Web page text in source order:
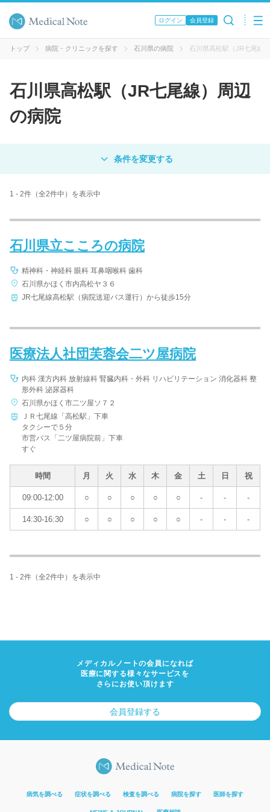
ログイン 会員登録
トップ 病院・クリニックを探す 石川県の病院 石川県高松駅（JR七尾線
石川県高松駅（JR七尾線）周辺
の病院
病院 クリニック
病名 / 診療科目
条件を変更する
1 - 2件（全2件中）を表示中
石川県立こころの病院
精神科・神経科 眼科 耳鼻咽喉科 歯科
石川県かほく市内高松ヤ３６
JR七尾線高松駅（病院送迎バス運行）から徒歩15分
医療法人社団芙蓉会二ツ屋病院
内科 漢方内科 放射線科 腎臓内科・外科 リハビリテーション 消化器科 整
形外科 泌尿器科
石川県かほく市二ツ屋ソ７２
ＪＲ七尾線「高松駅」下車
タクシーで５分
市営バス「二ツ屋病院前」下車
すぐ
時間 月 火 水 木 金 土 日 祝
09:00-12:00 ○ ○ ○ ○ ○ - - -
14:30-16:30 ○ ○ ○ ○ ○ - - -
1 - 2件（全2件中）を表示中
メディカルノートの会員になれば
医療に関する様々なサービスを
さらにお使い頂けます
会員登録する
病気を調べる 症状を調べる 検査を調べる 病院を探す 医師を探す